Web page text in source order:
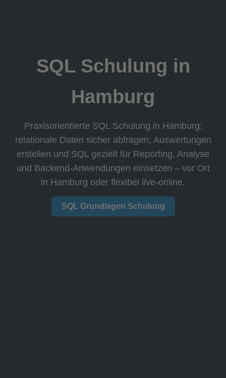
SQL Schulung in
Hamburg
Praxisorientierte SQL Schulung in Hamburg:
relationale Daten sicher abfragen, Auswertungen
erstellen und SQL gezielt für Reporting, Analyse
und Backend-Anwendungen einsetzen – vor Ort
in Hamburg oder flexibel live-online.
SQL Grundlagen Schulung